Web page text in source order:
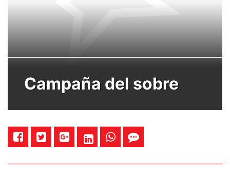
Campaña del sobre